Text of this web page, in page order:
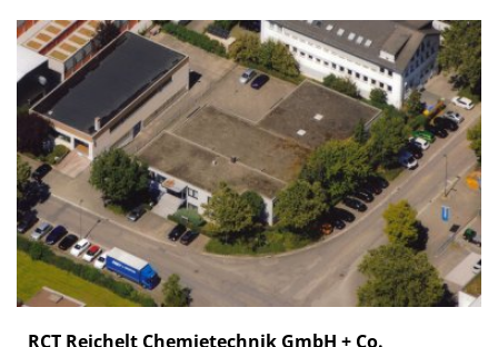
RCT Reichelt Chemietechnik GmbH + Co.